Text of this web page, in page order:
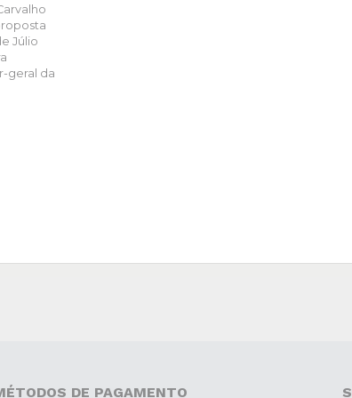
Júlio
geral da
DE PAGAMENTO